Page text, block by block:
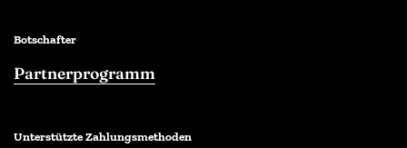
Botschafter
Partnerprogramm
Unterstützte Zahlungsmethoden